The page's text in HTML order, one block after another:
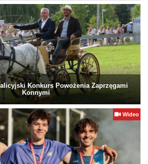
Konkurs Powożenia Zaprzęgami
Konnymi
Wideo